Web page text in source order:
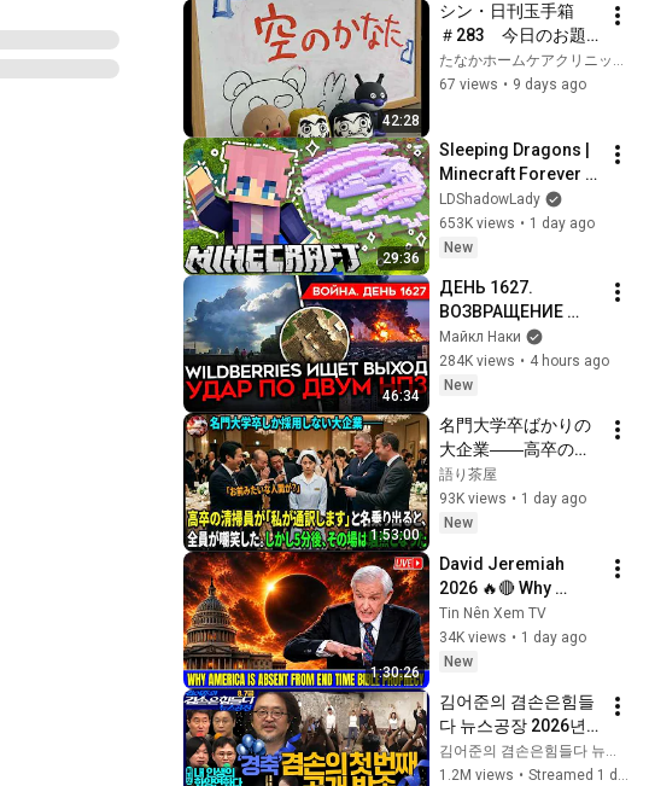
ろんご用意します」
――行き先を知った
姑は号泣した……。
42:28
シン・日刊玉手箱
＃283　今日のお題
は『空のかなた』ど
うぞよろしくお願い
たなかホームケアクリニック【兵庫県三田市】
67 views • 9 days ago
29:36
Sleeping Dragons |
Minecraft Forever
World | Ep. 7
LDShadowLady
653K views • 1 day ago
New
46:34
ДЕНЬ 1627.
ВОЗВРАЩЕНИЕ
БЕНЗИНОВОГО
КРИЗИСА/ ПУТИН
БОИТСЯ ДРОНОВ/
ЗАКОЛЕБАЛА
ВОЙНА/ ГОРЯТ НПЗ
Майкл Наки
284K views • 4 hours ago
New
1:53:00
名門大学卒ばかりの
大企業――高卒の清
掃員が「私が通訳い
たします」と財閥会
長に告げた瞬間、全
し5分後、その場は静
まり返った。#動エ
ピソード#老後の物
語 #家族の物語
語り茶屋
93K views • 1 day ago
New
1:30:26
David Jeremiah
2026 🔥🔴 Why
America Is Absent
From End Time
Bible Prophecy 💥🔴
Sermons
Tin Nên Xem TV
34K views • 1 day ago
New
김어준의 겸손은힘들
다 뉴스공장 2026년 8
월 7일 금요일 [김희교
X박구용X박태웅X이
김어준의 겸손은힘들다 뉴스공장
1.2M views •
Streamed 1 day ago